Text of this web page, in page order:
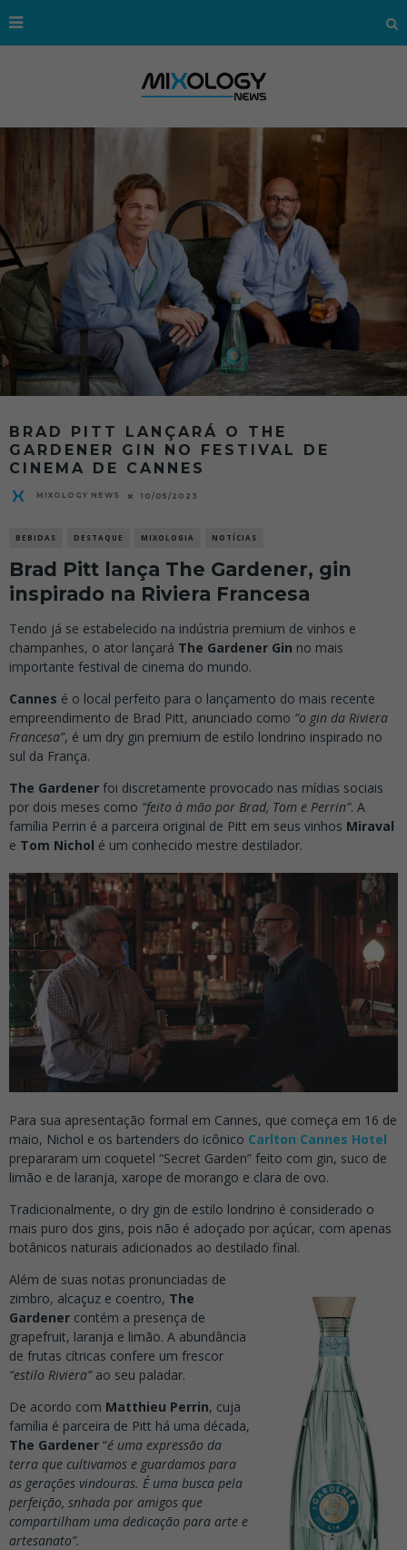
BRAD PITT LANÇARÁ O THE
GARDENER GIN NO FESTIVAL DE
CINEMA DE CANNES
MIXOLOGY NEWS 10/05/2023
BEBIDAS DESTAQUE MIXOLOGIA NOTÍCIAS
Brad Pitt lança The Gardener, gin
inspirado na Riviera Francesa
Tendo já se estabelecido na indústria premium de vinhos e
champanhes, o ator lançará The Gardener Gin no mais
importante festival de cinema do mundo.
Cannes é o local perfeito para o lançamento do mais recente
empreendimento de Brad Pitt, anunciado como “o gin da Riviera
Francesa”, é um dry gin premium de estilo londrino inspirado no
sul da França.
The Gardener foi discretamente provocado nas mídias sociais
por dois meses como “feito à mão por Brad, Tom e Perrin”. A
família Perrin é a parceira original de Pitt em seus vinhos Miraval
e Tom Nichol é um conhecido mestre destilador.
Para sua apresentação formal em Cannes, que começa em 16 de
maio, Nichol e os bartenders do icônico Carlton Cannes Hotel
prepararam um coquetel “Secret Garden” feito com gin, suco de
limão e de laranja, xarope de morango e clara de ovo.
Tradicionalmente, o dry gin de estilo londrino é considerado o
mais puro dos gins, pois não é adoçado por açúcar, com apenas
botânicos naturais adicionados ao destilado final.
Além de suas notas pronunciadas de
zimbro, alcaçuz e coentro, The
Gardener contém a presença de
grapefruit, laranja e limão. A abundância
de frutas cítricas confere um frescor
“estilo Riviera”ao seu paladar.
De acordo com Matthieu Perrin, cuja
família é parceira de Pitt há uma década,
The Gardener “é uma expressão da
terra que cultivamos e guardamos para
as gerações vindouras. É uma busca pela
perfeição, snhada por amigos que
compartilham uma dedicação para arte e
artesanato”.